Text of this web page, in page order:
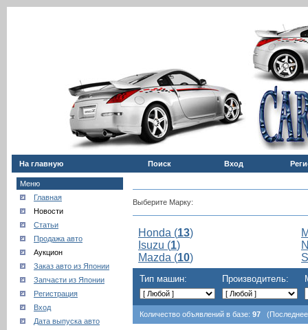
На главную Поиск Вход
Меню
Главная
Новости
Статьи
Продажа авто
Аукцион
Заказ авто из Японии
Запчасти из Японии
Регистрация
Вход
Дата выпуска авто
Выберите Марку:
Honda (13)
Isuzu (1)
Mazda (10)
Тип машин: Производитель:
Количество объявлений в базе: 97 (Последнее